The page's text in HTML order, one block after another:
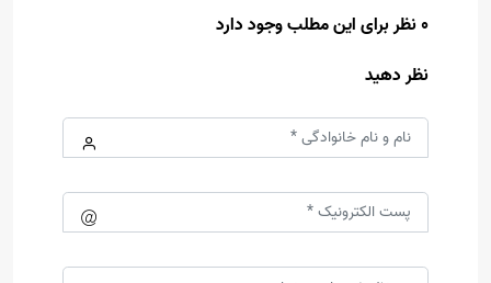
0 نظر برای این مطلب وجود دارد
نظر دهید